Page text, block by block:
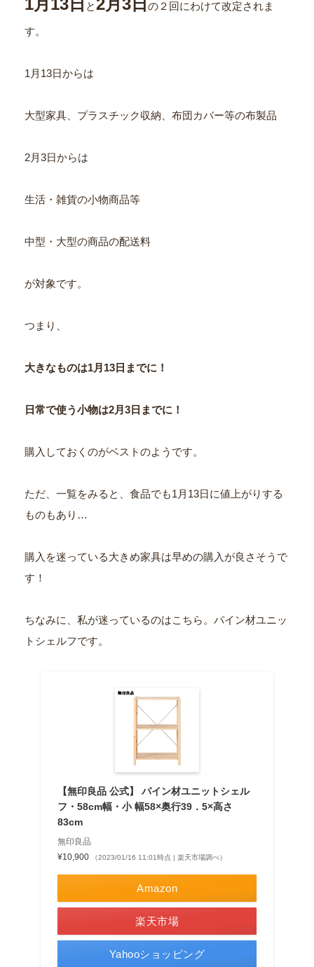
と の２回にわけて改定されま
す。
1月13日からは
大型家具、プラスチック収納、布団カバー等の布製品
2月3日からは
生活・雑貨の小物商品等
中型・大型の商品の配送料
が対象です。
つまり、
大きなものは1月 13 日までに！
日常で使う小物は2月 3 日までに！
購入しておくのがベストのようです。
ただ、一覧をみると、食品でも1月13日に値上がりする
ものもあり…
購入を迷っている大きめ家具は早めの購入が良さそうで
す！
ちなみに、私が迷っているのはこちら。パイン材ユニッ
トシェルフです。
【無印良品 公式】 パイン材ユニットシェル
フ・58cm幅・小 幅58×奥行39．5×高さ
83cm
無印良品
¥10,900
（2023/01/16 11:01時点 | 楽天市場調べ）
Amazon
楽天市場
Yahooショッピング